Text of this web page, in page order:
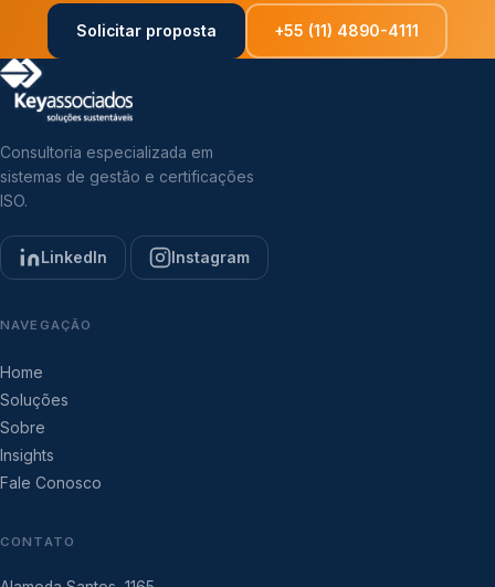
Solicitar proposta +55 (11) 4890-4111
Consultoria especializada em
sistemas de gestão e certificações
ISO.
LinkedIn Instagram
NAVEGAÇÃO
Home
Soluções
Sobre
Insights
Fale Conosco
CONTATO